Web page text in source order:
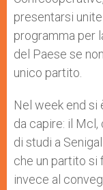
presentarsi
programma per
del Paese se
unico partito.
Nel week end si
da capire: il Mcl,
di studi a
che un partito si
invece al